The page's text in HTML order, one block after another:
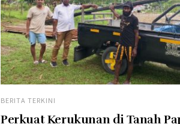
BERITA TERKINI
Perkuat Kerukunan di Tanah